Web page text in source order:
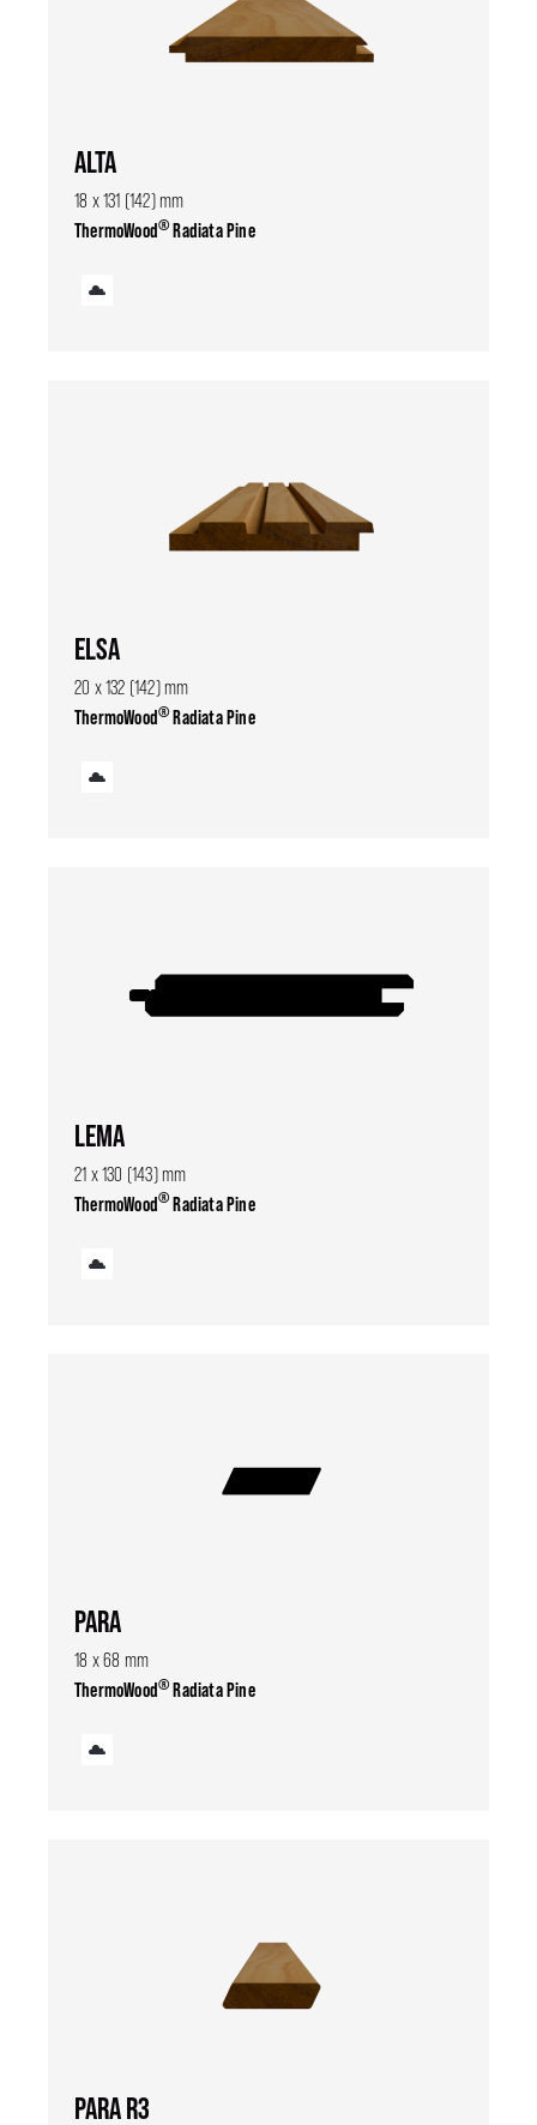
ALTA
18 x 131 (142) mm
ThermoWood®Radiata Pine
ELSA
20 x 132 (142) mm
ThermoWood®Radiata Pine
LEMA
21 x 130 (143) mm
ThermoWood®Radiata Pine
PARA
18 x 68 mm
ThermoWood®Radiata Pine
PARA R3